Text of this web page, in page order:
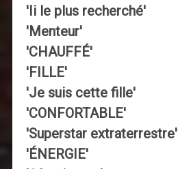
'Ii le plus recherché'
'Menteur'
'CHAUFFÉ'
'FILLE'
'Je suis cette fille'
'CONFORTABLE'
'Superstar extraterrestre'
'ÉNERGIE'